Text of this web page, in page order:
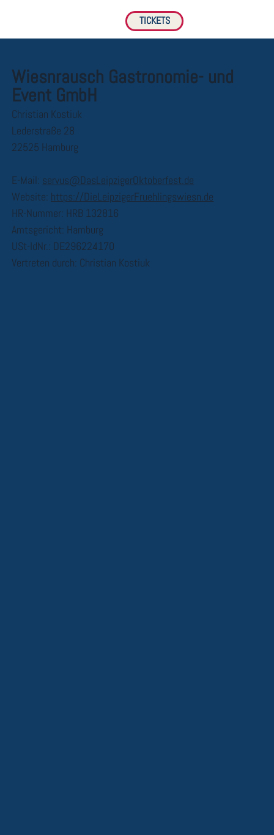
TICKETS
Wiesnrausch Gastronomie- und
Event GmbH
Christian Kostiuk
Lederstraße 28
22525 Hamburg
E-Mail: servus@DasLeipzigerOktoberfest.de
Website: https://DieLeipzigerFruehlingswiesn.de
HR-Nummer: HRB 132816
Amtsgericht: Hamburg
USt-IdNr.: DE296224170
Vertreten durch: Christian Kostiuk